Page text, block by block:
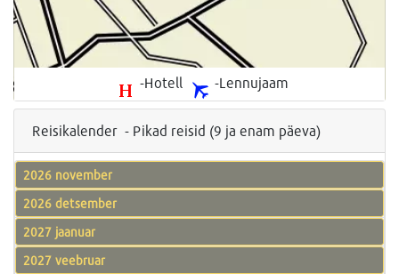
-Hotell -Lennujaam
Reisikalender - Pikad reisid (9 ja enam päeva)
2026 november
2026 detsember
2027 jaanuar
2027 veebruar